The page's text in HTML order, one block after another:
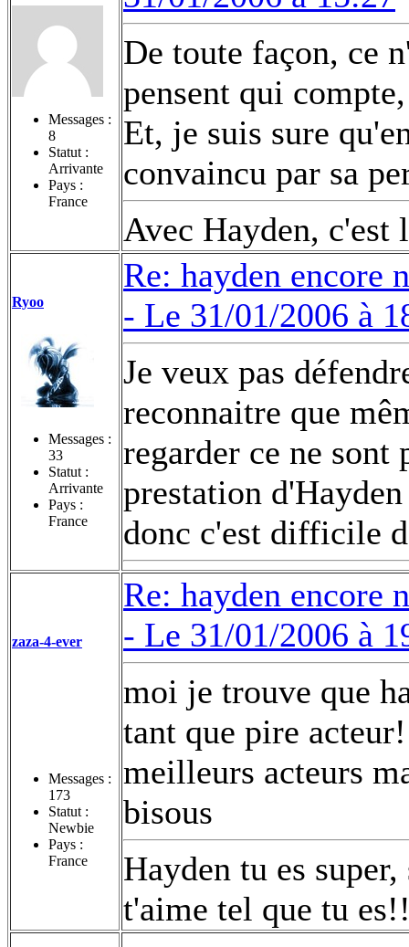
Messages :
8
Statut :
Arrivante
Pays :
France
De toute façon, ce
pensent qui
Et, je suis sure
convaincu par sa
Avec Hayden, c'est
Ryoo
Messages :
33
Statut :
Arrivante
Pays :
France
Re: hayden encore
- Le 31/01/2006 à
Je veux pas
reconnaitre que
regarder ce ne sont
prestation
donc c'est difficile
zaza-4-ever
Messages :
173
Statut :
Newbie
Pays :
France
Re: hayden encore
- Le 31/01/2006 à
moi je trouve que
tant que pire
meilleurs acteurs
bisous
Hayden tu es
t'aime tel que tu